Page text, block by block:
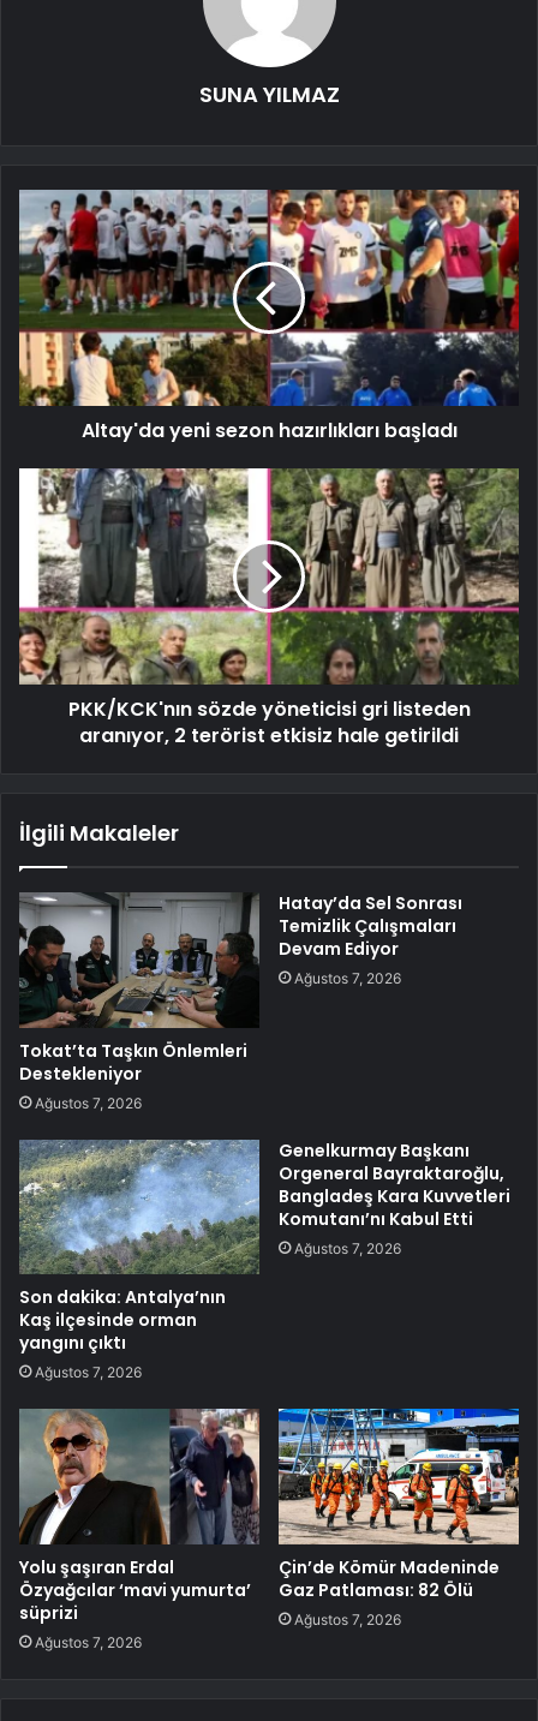
SUNA YILMAZ
Altay'da yeni sezon hazırlıkları başladı
PKK/KCK'nın sözde yöneticisi gri listeden
aranıyor, 2 terörist etkisiz hale getirildi
İlgili Makaleler
Tokat’ta Taşkın Önlemleri
Destekleniyor
Ağustos 7, 2026
Hatay’da Sel Sonrası
Temizlik Çalışmaları
Devam Ediyor
Ağustos 7, 2026
Son dakika: Antalya’nın
Kaş ilçesinde orman
yangını çıktı
Ağustos 7, 2026
Genelkurmay Başkanı
Orgeneral Bayraktaroğlu,
Bangladeş Kara Kuvvetleri
Komutanı’nı Kabul Etti
Ağustos 7, 2026
Yolu şaşıran Erdal
Özyağcılar ‘mavi yumurta’
süprizi
Ağustos 7, 2026
Çin’de Kömür Madeninde
Gaz Patlaması: 82 Ölü
Ağustos 7, 2026